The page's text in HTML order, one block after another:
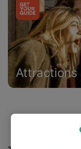
Attractions